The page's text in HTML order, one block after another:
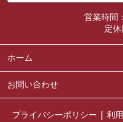
営業時間：
定休
ホーム
お問い合わせ
プライバシーポリシー 利